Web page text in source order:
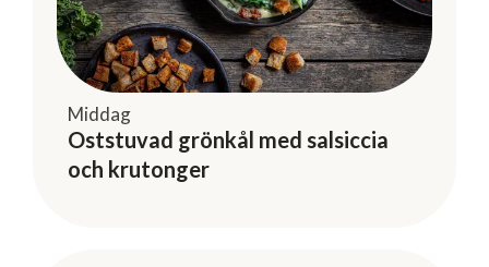
Middag
Oststuvad grönkål med salsiccia
och krutonger